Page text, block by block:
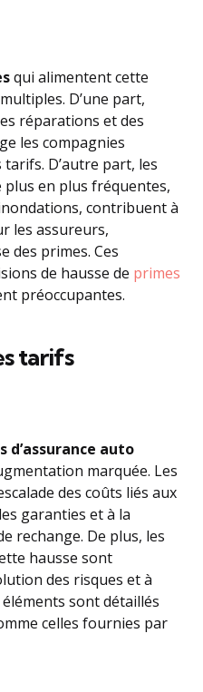
qui alimentent cette
D’une part,
réparations et des
les compagnies
D’autre part, les
en plus fréquentes,
contribuent à
les assureurs,
des primes. Ces
de hausse de primes
préoccupantes.
tarifs
d’assurance auto
marquée. Les
des coûts liés aux
garanties et à la
rechange. De plus, les
hausse sont
des risques et à
éléments sont détaillés
celles fournies par